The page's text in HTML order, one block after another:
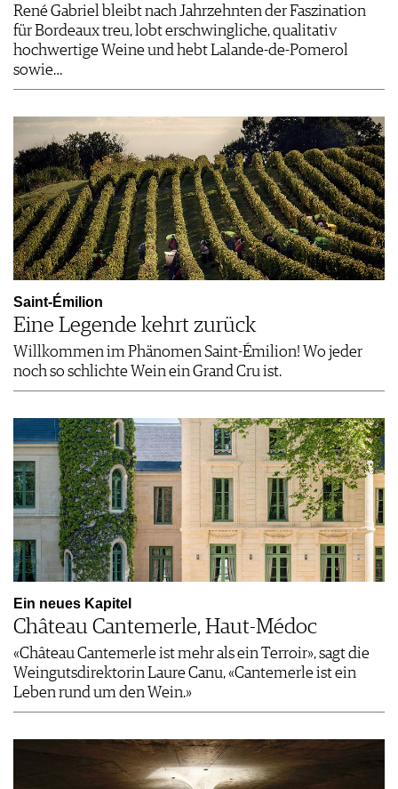
René Gabriel bleibt nach Jahrzehnten der Faszination
für Bordeaux treu, lobt erschwingliche, qualitativ
hochwertige Weine und hebt Lalande-de-Pomerol
sowie…
Saint-Émilion
Eine Legende kehrt zurück
Willkommen im Phänomen Saint-Émilion! Wo jeder
noch so schlichte Wein ein Grand Cru ist.
Ein neues Kapitel
Château Cantemerle, Haut-Médoc
«Château Cantemerle ist mehr als ein Terroir», sagt die
Weingutsdirektorin ­Laure Canu, «Cantemerle ist ein
Leben rund um den Wein.»